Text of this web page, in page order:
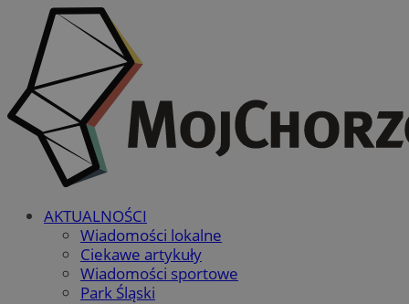
AKTUALNOŚCI
Wiadomości lokalne
Ciekawe artykuły
Wiadomości sportowe
Park Śląski